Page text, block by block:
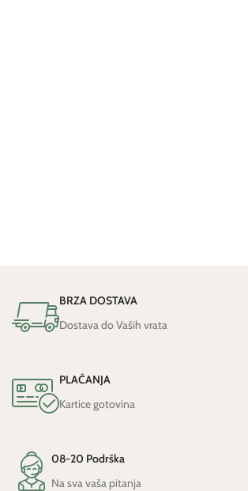
BRZA DOSTAVA
Dostava do Vaših vrata
PLAĆANJA
Kartice gotovina
08-20 Podrška
Na sva vaša pitanja